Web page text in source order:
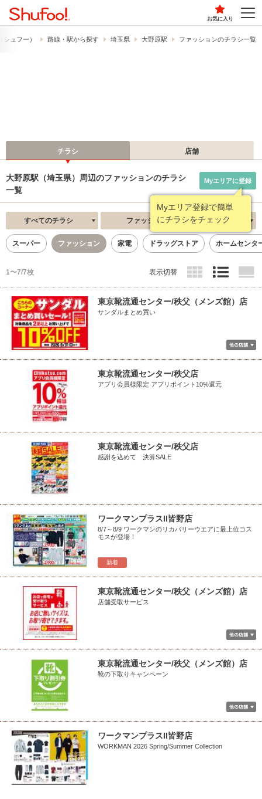
お気に入り
ュフー） 路線・駅から探す 埼玉県 大野原駅 ファッションのチラシ一覧
チラシ 店舗
大野原駅（埼玉県）周辺のファッションのチラシ
一覧
Myエリア登録で簡単
にチラシをチェック
Myエリアに登録
すべてのチラシ ファッション 新着順
スーパー ファッション 家電 ドラッグストア ホームセンタ
1〜7/7枚 表示切替
東京靴流通センター/秩父（メンズ館）店
サンダルまとめ買い
東京靴流通センター/秩父店
アプリ会員様限定 アプリポイント10%還元
東京靴流通センター/秩父店
感謝を込めて 決算SALE
新着
ワークマンプラスII皆野店
8/7～8/9 ワークマンのリカバリーウエアに最上位コス
モスが登場！
東京靴流通センター/秩父（メンズ館）店
店舗受取サービス
東京靴流通センター/秩父（メンズ館）店
靴の下取りキャンペーン
ワークマンプラスII皆野店
WORKMAN 2026 Spring/Summer Collection